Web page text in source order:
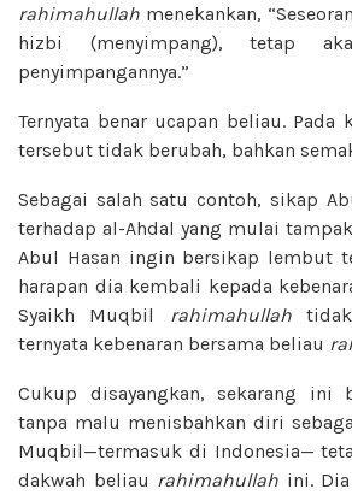
rahimahullah menekankan,
hizbi (menyimpang), tetap
penyimpangannya.”
Ternyata benar ucapan beliau. Pada
tersebut tidak berubah, bahkan
Sebagai salah satu contoh, sikap
terhadap al-Ahdal yang mulai
Abul Hasan ingin bersikap lembut
harapan dia kembali kepada
Syaikh Muqbil rahimahullahtidak
ternyata kebenaran bersama beliau
Cukup disayangkan, sekarang ini
tanpa malu menisbahkan diri
Muqbil—termasuk di Indonesia—
dakwah beliau rahimahullah ini.